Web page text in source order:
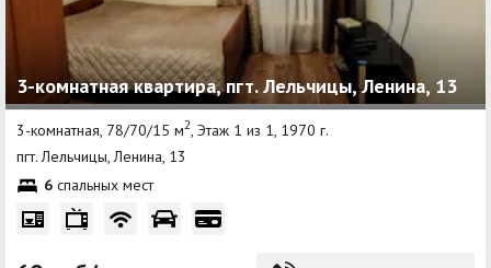
3-комнатная квартира, пгт. Лельчицы, Ленина, 13
3-комнатная, 78/70/15 м2, Этаж 1 из 1, 1970 г.
пгт. Лельчицы, Ленина, 13
6 спальных мест